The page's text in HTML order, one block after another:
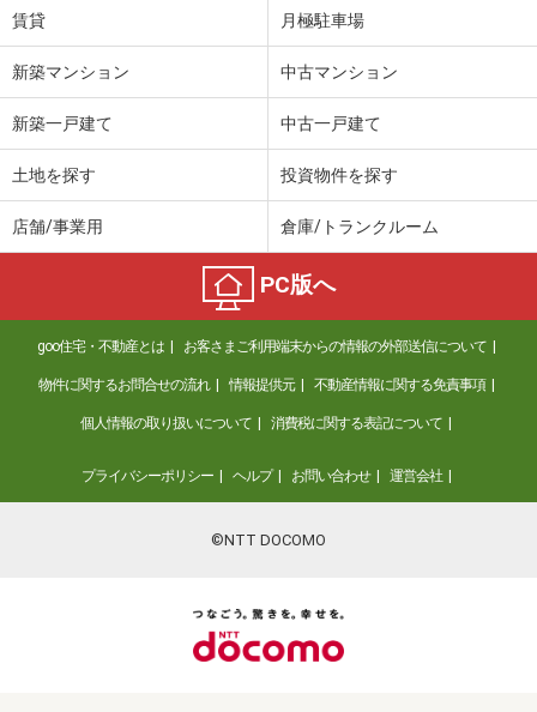
賃貸 月極駐車場
新築マンション 中古マンション
新築一戸建て 中古一戸建て
土地を探す 投資物件を探す
店舗/事業用 倉庫/トランクルーム
PC版へ
goo住宅・不動産とは お客さまご利用端末からの情報の外部送信について
物件に関するお問合せの流れ 情報提供元 不動産情報に関する免責事項
個人情報の取り扱いについて 消費税に関する表記について
プライバシーポリシー ヘルプ お問い合わせ 運営会社
©NTT DOCOMO